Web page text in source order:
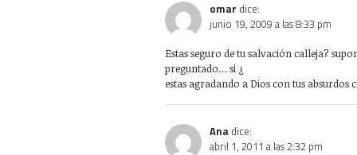
omar dice:
junio 19, 2009 a las 8:33 pm
Estas seguro de tu salvación calleja?
preguntado… si ¿
estas agradando a Dios con tus absurdos
Ana dice:
abril 1, 2011 a las 2:32 pm